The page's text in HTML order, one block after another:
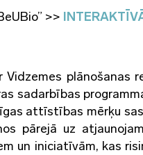
>>
Vidzemes
sadarbības
attīstības mērķu
pārejā uz
un iniciatīvām, kas